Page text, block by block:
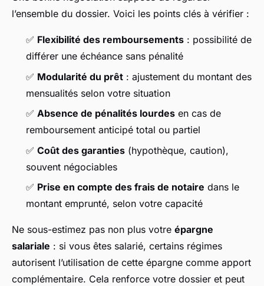
l’ensemble du dossier. Voici les points clés à vérifier :
✅ Flexibilité des remboursements : possibilité de
différer une échéance sans pénalité
✅ Modularité du prêt : ajustement du montant des
mensualités selon votre situation
✅ Absence de pénalités lourdes en cas de
remboursement anticipé total ou partiel
✅ Coût des garanties (hypothèque, caution),
souvent négociables
✅ Prise en compte des frais de notaire dans le
montant emprunté, selon votre capacité
Ne sous-estimez pas non plus votre épargne
salariale : si vous êtes salarié, certains régimes
autorisent l’utilisation de cette épargne comme apport
complémentaire. Cela renforce votre dossier et peut